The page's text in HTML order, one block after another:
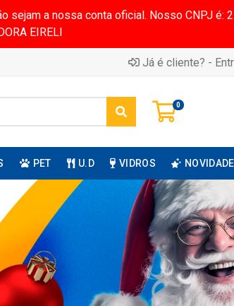
sejam a nossa conta oficial. Nosso CNPJ é:
EIRELI
Já é cliente? -
0
PET U.D VIDROS